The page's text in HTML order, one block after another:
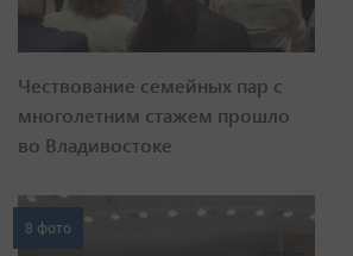
Чествование семейных пар с
многолетним стажем прошло
во Владивостоке
8 фото